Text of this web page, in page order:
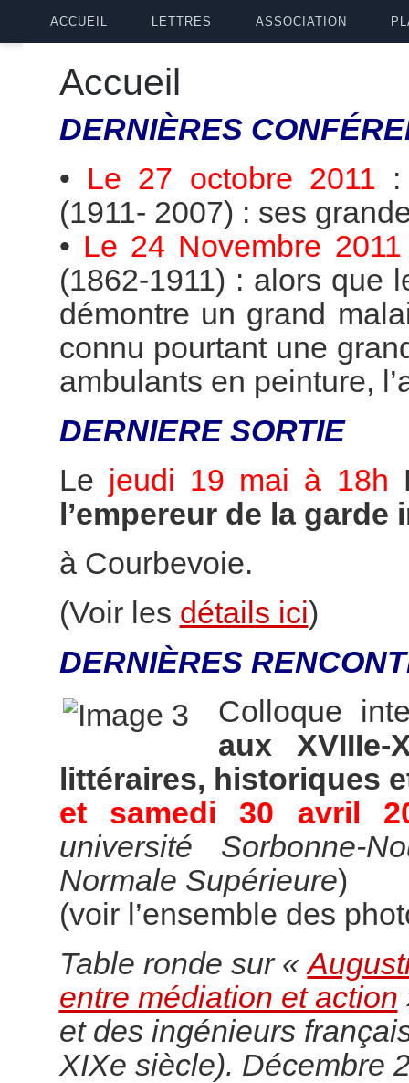
ACCUEIL LETTRES ASSOCIATION
Accueil
DERNIÈRES
• Le 27 octobre 2011
(1911- 2007) : ses
• Le 24 Novembre 2011
(1862-1911) : alors que
démontre un grand
connu pourtant une
ambulants en peinture,
DERNIERE SORTIE
Le jeudi 19 mai à 18h
l’empereur de la garde
à Courbevoie.
(Voir les détails ici)
DERNIÈRES
Colloque
aux
littéraires, historiques
et samedi 30 avril
université
Normale Supérieure)
(voir l’ensemble des
Table ronde sur «
entre médiation et action
et des ingénieurs
XIXe siècle). Décembre